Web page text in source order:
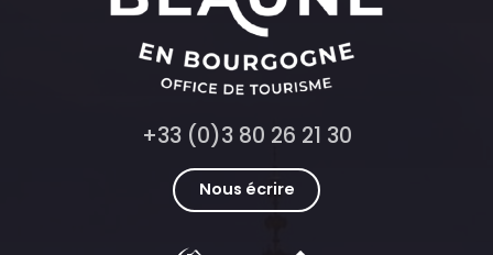
+33 (0)3 80 26 21 30
Nous écrire